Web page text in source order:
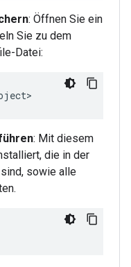
: Öffnen Sie ein
Sie zu dem
Datei:
: Mit diesem
die in der
sowie alle